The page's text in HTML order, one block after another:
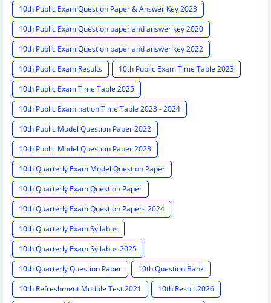
10th Public Exam Question Paper & Answer Key 2023
10th Public Exam Question paper and answer key 2020
10th Public Exam Question paper and answer key 2022
10th Public Exam Results
10th Public Exam Time Table 2023
10th Public Exam Time Table 2025
10th Public Examination Time Table 2023 - 2024
10th Public Model Question Paper 2022
10th Public Model Question Paper 2023
10th Quarterly Exam Model Question Paper
10th Quarterly Exam Question Paper
10th Quarterly Exam Question Papers 2024
10th Quarterly Exam Syllabus
10th Quarterly Exam Syllabus 2025
10th Quarterly Question Paper
10th Question Bank
10th Refreshment Module Test 2021
10th Result 2026